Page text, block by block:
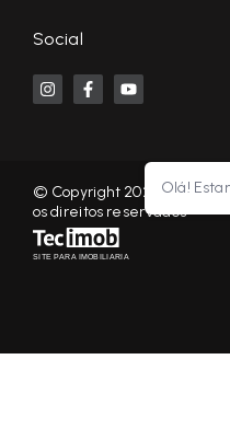
Olá!
Social
© Copyright 2026 - KF
os direitos reservados
SITE PARA IMOBILIARIA